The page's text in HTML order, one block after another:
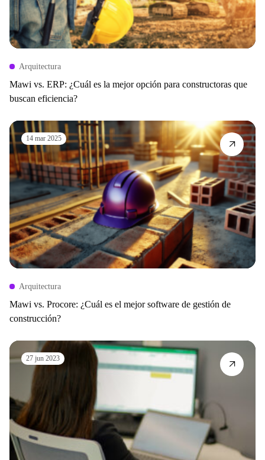
Arquitectura
Mawi vs. ERP: ¿Cuál es la mejor opción para constructoras que
buscan eficiencia?
14 mar 2025
Arquitectura
Mawi vs. Procore: ¿Cuál es el mejor software de gestión de
construcción?
27 jun 2023